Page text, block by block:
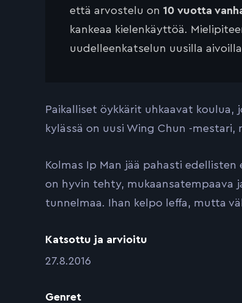
että arvostelu on 10 vuotta
kankeaa kielenkäyttöä.
uudelleenkatselun uusilla
Paikalliset öykkärit uhkaavat koulua,
kylässä on uusi Wing Chun -
Kolmas Ip Man jää pahasti edellisten
on hyvin tehty, mukaansatempaava
tunnelmaa. Ihan kelpo leffa, mutta
Katsottu ja arvioitu
:27.8.2016
Genret